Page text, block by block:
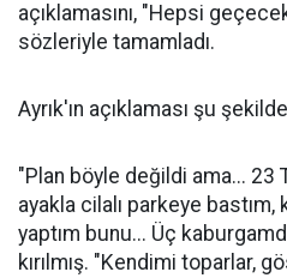
açıklamasını, "Hepsi
sözleriyle tamamladı.
Ayrık'ın açıklaması şu
"Plan böyle değildi ama... 23
ayakla cilalı parkeye bastım,
yaptım bunu... Üç
kırılmış. "Kendimi toparlar,